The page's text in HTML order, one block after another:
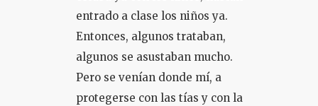
entrado a clase los niños ya.
Entonces, algunos trataban,
algunos se asustaban mucho.
Pero se venían donde mí, a
protegerse con las tías y con la